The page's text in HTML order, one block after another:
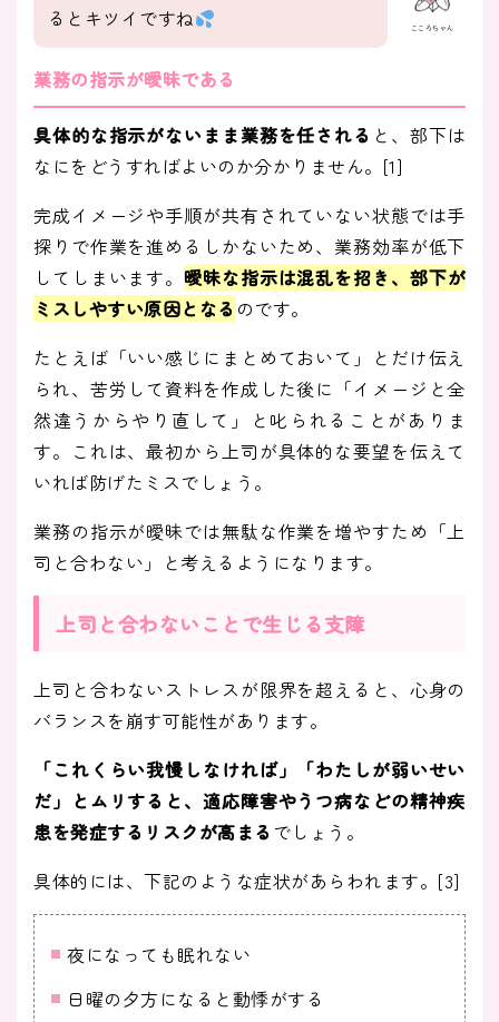
こころちゃん
るとキツイですね
業務の指示が曖昧である
具体的な指示がないまま業務を任される と、部下は
なにをどうすればよいのか分かりません。[1]
完成イメージや手順が共有されていない状態では手
探りで作業を進めるしかないため、業務効率が低下
してしまいます。 曖昧な指示は混乱を招き、部下が
ミスしやすい原因となる のです。
たとえば「いい感じにまとめておいて」とだけ伝え
られ、苦労して資料を作成した後に「イメージと全
然違うからやり直して」と叱られることがありま
す。これは、最初から上司が具体的な要望を伝えて
いれば防げたミスでしょう。
業務の指示が曖昧では無駄な作業を増やすため「上
司と合わない」と考えるようになります。
上司と合わないことで生じる支障
上司と合わないストレスが限界を超えると、心身の
バランスを崩す可能性があります。
「これくらい我慢しなければ」「わたしが弱いせい
だ」とムリすると、適応障害やうつ病などの精神疾
患を発症するリスクが高まる でしょう。
具体的には、下記のような症状があらわれます。[3]
夜になっても眠れない
日曜の夕方になると動悸がする